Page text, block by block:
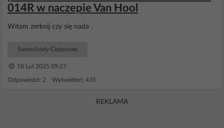
014R w naczepie Van Hool
Witam zerknij czy się nada .
Samochody Ciężarowe
18 Lut 2025 09:27
Odpowiedzi: 2 Wyświetleń: 435
REKLAMA